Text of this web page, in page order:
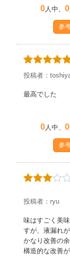
0人中、 0
参
投稿者：
最高でした
0人中、 0
参
投稿者：ryu
味はすごく美
すが、液漏れ
かなり改善の
構造的な改善